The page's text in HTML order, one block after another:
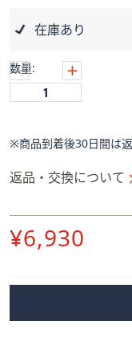
プ
て
閲
き
す。
在庫あり
数量:
※商品到着後30日間は
返品・交換について
削
¥6,930